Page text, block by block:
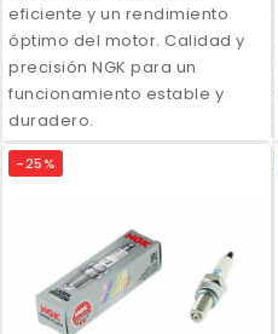
eficiente y un rendimiento
óptimo del motor. Calidad y
precisión NGK para un
funcionamiento estable y
duradero.
-25%